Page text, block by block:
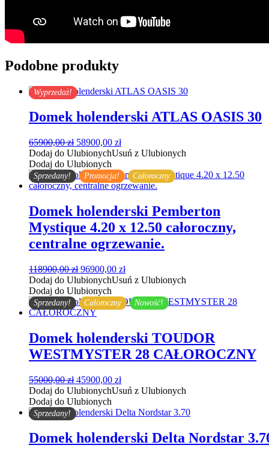
Podobne produkty
Wyprzedaż!
Domek holenderski ATLAS OASIS 30
65900,00zł Pierwotna
cena
wynosiła:
65900,00 zł.
58900,00 złAktualna
cena
58900,00 zł.
Dodaj do UlubionychUsuń z Ulubionych
Dodaj do Ulubionych
Sprzedany! Promocja! Całoroczny
Domek holenderski Pemberton
Mystique 4.20 x 12.50 całoroczny,
centralne ogrzewanie.
118900,00zł Pierwotna
cena
wynosiła:
118900,00 zł.
96900,00 złAktualna
cena
96900,00 zł.
Dodaj do UlubionychUsuń z Ulubionych
Dodaj do Ulubionych
Sprzedany! Całoroczny Nowość!
Domek holenderski TOUDOR
WESTMYSTER 28 CAŁOROCZNY
55000,00zł Pierwotna
cena
wynosiła:
55000,00 zł.
45900,00 złAktualna
cena
45900,00 zł.
Dodaj do UlubionychUsuń z Ulubionych
Dodaj do Ulubionych
Sprzedany!
Domek holenderski Delta Nordstar